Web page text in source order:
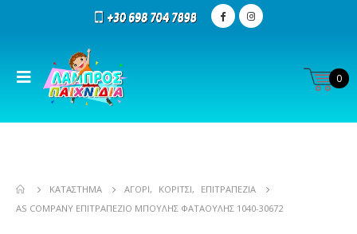
0
ΚΑΤΆΣΤΗΜΑ ΑΓΌΡΙ, ΚΟΡΊΤΣΙ,
ΕΠΙΤΡΑΠΕΖΊΑ
AS COMPANY ΕΠΙΤΡΑΠΈΖΙΟ MΠΟΎΛΗΣ ΦΑΤΑΟΎΛΗΣ 1040-30672